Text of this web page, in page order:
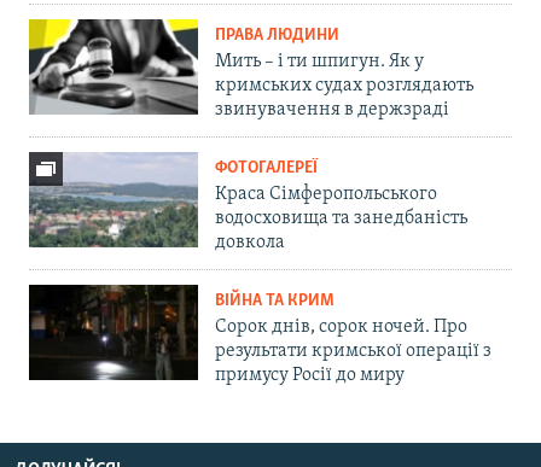
ПРАВА ЛЮДИНИ
Мить – і ти шпигун. Як у
кримських судах розглядають
звинувачення в держзраді
ФОТОГАЛЕРЕЇ
Краса Сімферопольського
водосховища та занедбаність
довкола
ВІЙНА ТА КРИМ
Сорок днів, сорок ночей. Про
результати кримської операції з
примусу Росії до миру